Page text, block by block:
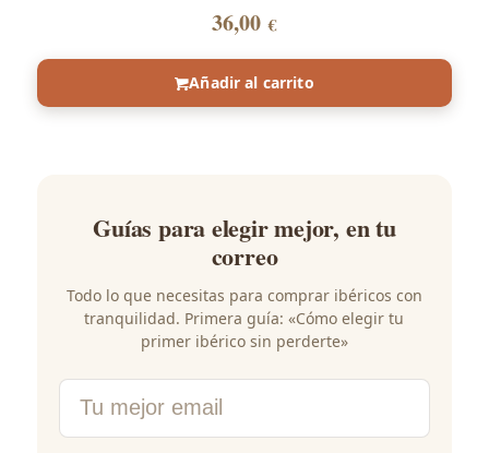
36,00€
Añadir al carrito
Guías para elegir mejor, en tu
correo
Todo lo que necesitas para comprar ibéricos con
tranquilidad. Primera guía: «Cómo elegir tu
primer ibérico sin perderte»
Email